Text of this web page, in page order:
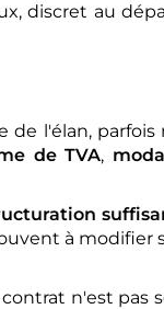
discret au
de l'élan,
de TVA,
à modifier
n'est pas